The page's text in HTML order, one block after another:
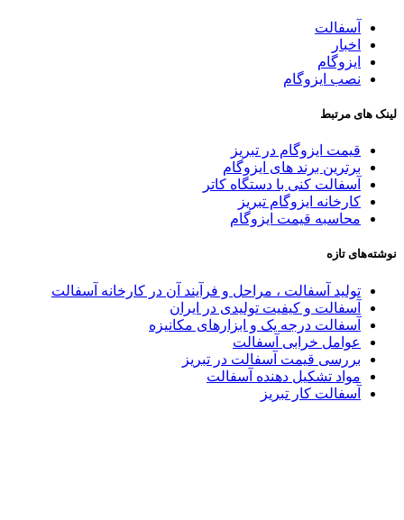
آسفالت
اخبار
ایزوگام
نصب ایزوگام
لینک های مرتبط
قیمت ایزوگام در تبریز
برترین برند های ایزوگام
آسفالت کنی با دستگاه کاتر
کارخانه ایزوگام تبریز
محاسبه قیمت ایزوگام
نوشته‌های تازه
تولید آسفالت ، مراحل و فرآیند آن در کارخانه آسفالت
آسفالت و کیفیت تولیدی در ایران
آسفالت درجه یک و ابزارهای مکانیزه
عوامل خرابی آسفالت
بررسی قیمت آسفالت در تبریز
مواد تشکیل دهنده آسفالت
آسفالت کار تبریز